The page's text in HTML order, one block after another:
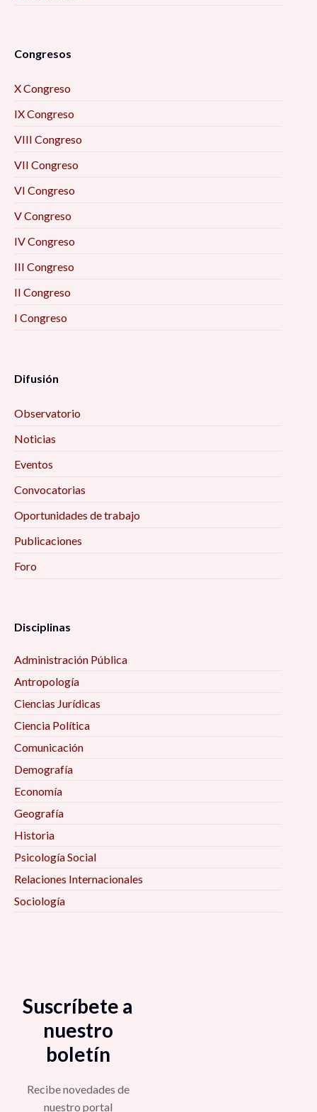
Congresos
X Congreso
IX Congreso
VIII Congreso
VII Congreso
VI Congreso
V Congreso
IV Congreso
III Congreso
II Congreso
I Congreso
Difusión
Observatorio
Noticias
Eventos
Convocatorias
Oportunidades de trabajo
Publicaciones
Foro
Disciplinas
Administración Pública
Antropología
Ciencias Jurídicas
Ciencia Política
Comunicación
Demografía
Economía
Geografía
Historia
Psicología Social
Relaciones Internacionales
Sociología
Suscríbete a
nuestro
boletín
Recibe novedades de
nuestro portal